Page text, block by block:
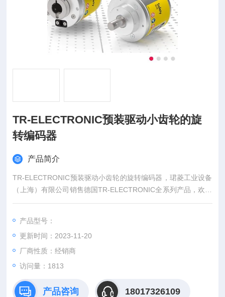
TR-ELECTRONIC预装驱动小齿轮的旋
转编码器
产品简介
TR-ELECTRONIC预装驱动小齿轮的旋转编码器，珺菱工业设备
（上海）有限公司销售德国TR-ELECTRONIC全系列产品，欢迎
来确认。
产品型号：
更新时间：2023-11-20
厂商性质：经销商
访问量：1813
产品咨询 18017326109